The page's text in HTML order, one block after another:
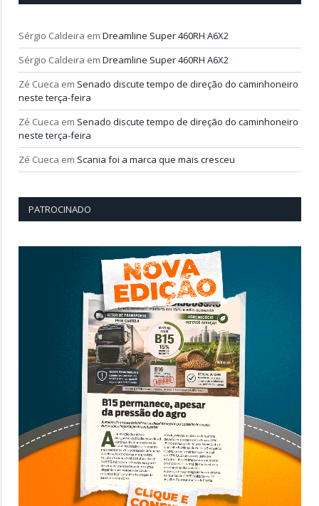
Sérgio Caldeira em Dreamline Super 460RH A6X2
Sérgio Caldeira em Dreamline Super 460RH A6X2
Zé Cueca em Senado discute tempo de direção do caminhoneiro
neste terça-feira
Zé Cueca em Senado discute tempo de direção do caminhoneiro
neste terça-feira
Zé Cueca em Scania foi a marca que mais cresceu
PATROCINADO